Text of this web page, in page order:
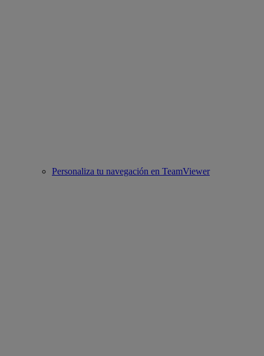
Personaliza tu navegación en TeamViewer